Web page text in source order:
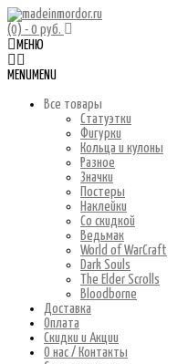
(0) - 0 руб.
МЕНЮ
MENU MENU
Все товары
Статуэтки
Фигурки
Кольца и кулоны
Разное
Значки
Постеры
Наклейки
Со скидкой
Ведьмак
World of WarCraft
Dark Souls
The Elder Scrolls
Bloodborne
Доставка
Оплата
Скидки и Акции
О нас / Контакты